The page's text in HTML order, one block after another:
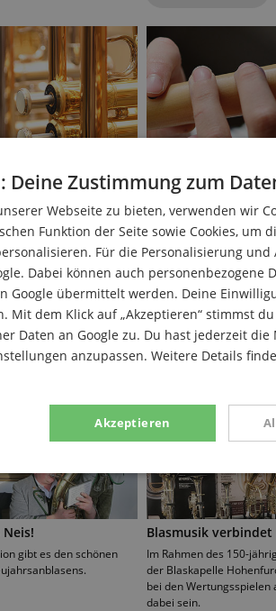
Pflege &
Materialien.
der Oberfläche,
u.v.m.
Blockflöte
Welche Hölzer werden
bedeutet barocke
muss man Holzflöten
weiterlesen
gibt es den schönen
Blasmusik verbindet
Im Rahmen des 150-
der Blaskapelle
bei den Wertungsspielen
dabei sein.
Deine Zustimmung zum
Webseite zu bieten, verwenden wir
Funktion der Seite sowie Cookies, um
Für die Personalisierung und
Dabei können auch personenbezogene
Google übermittelt werden. Deine
Mit dem Klick auf „Akzeptieren“ stimmst
Daten an Google zu. Du hast jederzeit die
anzupassen. Weitere Details
Akzeptieren
Marketing
Funktional